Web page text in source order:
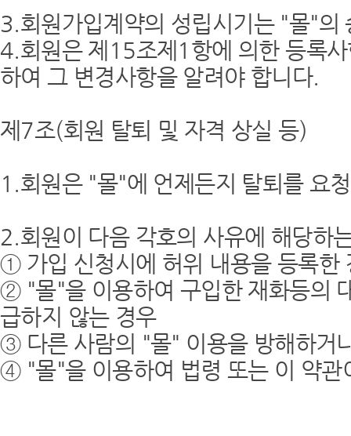
3.회원가입계약의 성립시기는 "몰"의
4.회원은 제15조제1항에 의한 등록
하여 그 변경사항을 알려야 합니다.
제7조(회원 탈퇴 및 자격 상실 등)
1.회원은 "몰"에 언제든지 탈퇴를 요
2.회원이 다음 각호의 사유에 해당하
① 가입 신청시에 허위 내용을 등록한
② "몰"을 이용하여 구입한 재화등의
급하지 않는 경우
③ 다른 사람의 "몰" 이용을 방해하거
④ "몰"을 이용하여 법령 또는 이 약관